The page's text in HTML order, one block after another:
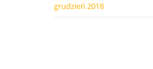
grudzień 2018